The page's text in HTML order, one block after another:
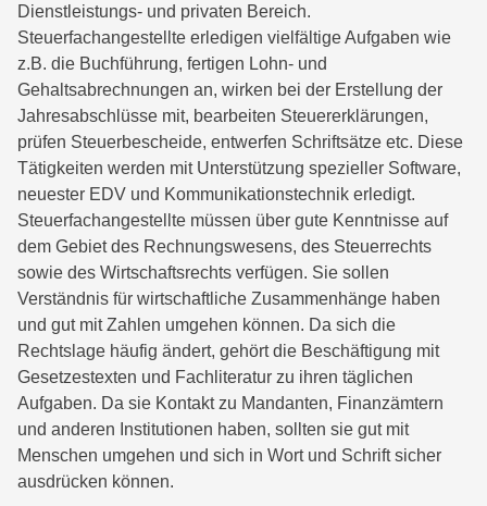
Dienstleistungs- und privaten Bereich.
Steuerfachangestellte erledigen vielfältige Aufgaben wie
z.B. die Buchführung, fertigen Lohn- und
Gehaltsabrechnungen an, wirken bei der Erstellung der
Jahresabschlüsse mit, bearbeiten Steuererklärungen,
prüfen Steuerbescheide, entwerfen Schriftsätze etc. Diese
Tätigkeiten werden mit Unterstützung spezieller Software,
neuester EDV und Kommunikationstechnik erledigt.
Steuerfachangestellte müssen über gute Kenntnisse auf
dem Gebiet des Rechnungswesens, des Steuerrechts
sowie des Wirtschaftsrechts verfügen. Sie sollen
Verständnis für wirtschaftliche Zusammenhänge haben
und gut mit Zahlen umgehen können. Da sich die
Rechtslage häufig ändert, gehört die Beschäftigung mit
Gesetzestexten und Fachliteratur zu ihren täglichen
Aufgaben. Da sie Kontakt zu Mandanten, Finanzämtern
und anderen Institutionen haben, sollten sie gut mit
Menschen umgehen und sich in Wort und Schrift sicher
ausdrücken können.